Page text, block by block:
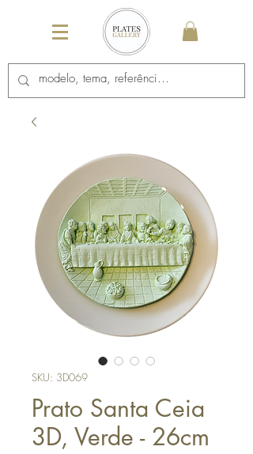
SKU: 3D069
Prato Santa Ceia
3D, Verde - 26cm